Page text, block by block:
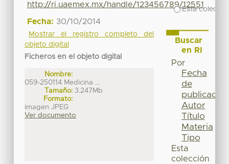
http://ri.uaemex.mx/handle/123456789/12551
Fecha: 30/10/2014
Mostrar el registro completo del
objeto digital
Ficheros en el objeto digital
Nombre:
059-250114 Medicina ...
Tamaño: 3.247Mb
Formato:
imagen JPEG
Ver documento
Esta
Buscar
en RI
Por
Fecha
de
publicación
Autor
Título
Materia
Tipo
Esta
colección